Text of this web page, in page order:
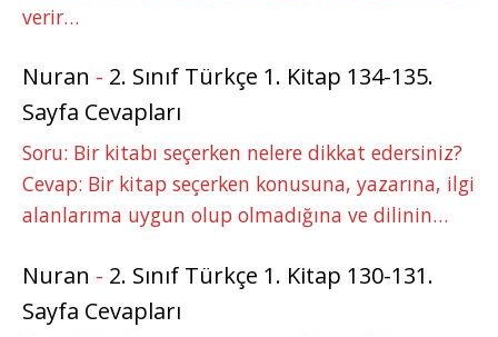
verir…
Nuran - 2. Sınıf Türkçe 1. Kitap 134-135.
Sayfa Cevapları
Soru: Bir kitabı seçerken nelere dikkat edersiniz?
Cevap: Bir kitap seçerken konusuna, yazarına, ilgi
alanlarıma uygun olup olmadığına ve dilinin…
Nuran - 2. Sınıf Türkçe 1. Kitap 130-131.
Sayfa Cevapları